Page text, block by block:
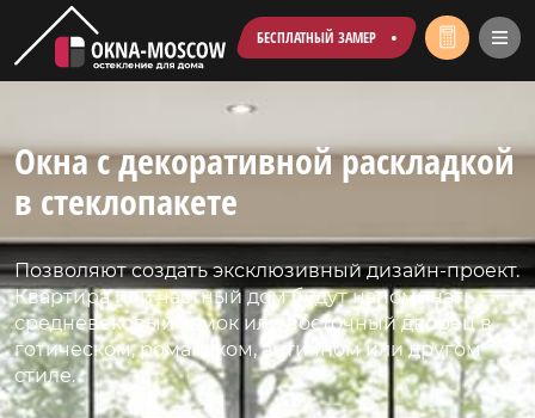
БЕСПЛАТНЫЙ ЗАМЕР
Окна с декоративной раскладкой
в стеклопакете
Позволяют создать эксклюзивный дизайн-проект.
Квартира или частный дом будут напоминать
средневековый замок или восточный дворец в
готическом, романском, античном или другом
стиле.